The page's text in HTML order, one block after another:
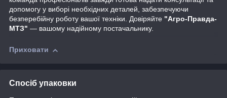
допомогу у виборі необхідних деталей, забезпечуючи
безперебійну роботу вашої техніки. Довіряйте "Агро-Правда-
МТЗ" — вашому надійному постачальнику.
Приховати
Спосіб упаковки